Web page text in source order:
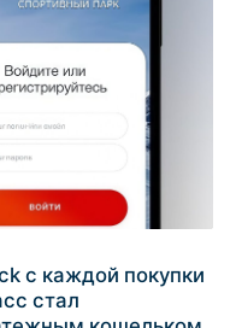
за балансом
покупки
кошельком